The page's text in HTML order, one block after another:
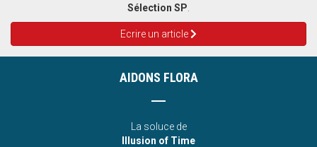
Sélection SP
Ecrire un article
AIDONS FLORA
La soluce de
Illusion of Time